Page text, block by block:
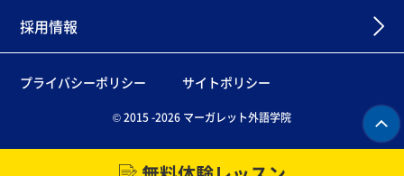
採用情報
プライバシーポリシー サイトポリシー
© 2015 -2026 マーガレット外語学院